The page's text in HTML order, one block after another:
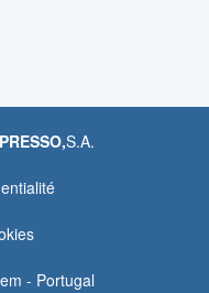
S.A.
- Portugal